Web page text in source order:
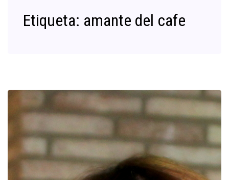
Etiqueta: amante del cafe